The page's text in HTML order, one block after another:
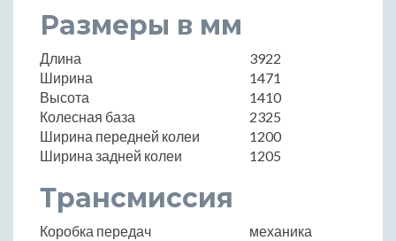
Размеры в мм
Длина
3922
Ширина
1471
Высота
1410
Колесная база
2325
Ширина передней колеи
1200
Ширина задней колеи
1205
Трансмиссия
Коробка передач
механика